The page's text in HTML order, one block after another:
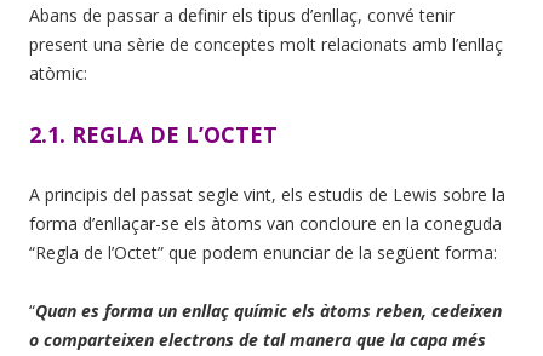
Abans de passar a definir els tipus d’enllaç, convé tenir
present una sèrie de conceptes molt relacionats amb l’enllaç
atòmic:
2.1. REGLA DE L’OCTET
A principis del passat segle vint, els estudis de Lewis sobre la
forma d’enllaçar-se els àtoms van concloure en la coneguda
“Regla de l’Octet” que podem enunciar de la següent forma:
“Quan es forma un enllaç químic els àtoms reben, cedeixen
o comparteixen electrons de tal manera que la capa més